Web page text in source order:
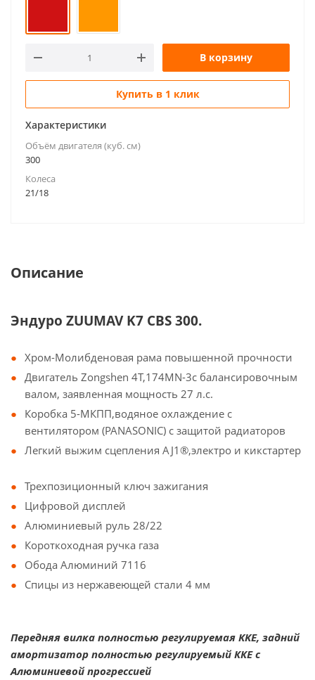
В корзину
Купить в 1 клик
Характеристики
Объём двигателя (куб. см)
300
Колеса
21/18
Описание
Эндуро ZUUMAV K7 CBS 300.
Хром-Молибденовая рама повышенной прочности
Двигатель Zongshen 4Т,174MN-3с балансировочным
валом, заявленная мощность 27 л.с.
Коробка 5-МКПП,водяное охлаждение с
вентилятором (PANASONIC) с защитой радиаторов
Легкий выжим сцепления AJ1®,электро и кикстартер
Трехпозиционный ключ зажигания
Цифровой дисплей
Алюминиевый руль 28/22
Короткоходная ручка газа
Обода Алюминий 7116
Спицы из нержавеющей стали 4 мм
Передняя вилка полностью регулируемая KKE, задний
амортизатор полностью регулируемый ККЕ с
Алюминиевой прогрессией